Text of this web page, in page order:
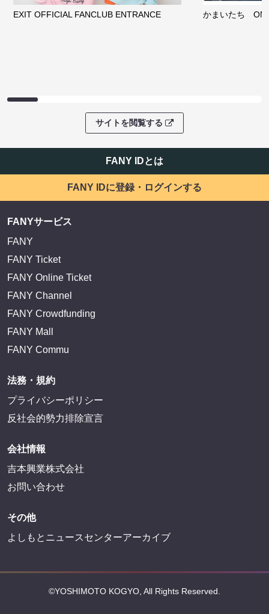
EXIT OFFICIAL FANCLUB ENTRANCE かまいたち
サイトを閲覧する
FANY IDとは
FANY IDに登録・ログインする
FANYサービス
FANY
FANY Ticket
FANY Online Ticket
FANY Channel
FANY Crowdfunding
FANY Mall
FANY Commu
法務・規約
プライバシーポリシー
反社会的勢力排除宣言
会社情報
吉本興業株式会社
お問い合わせ
その他
よしもとニュースセンターアーカイブ
©YOSHIMOTO KOGYO, All Rights Reserved.